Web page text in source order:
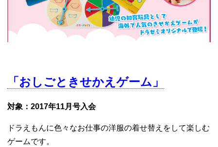
「おしごときせかえゲーム」
対象：2017年11月号入会
ドラえもんに色々なお仕事の洋服の着せ替えをして楽しむ
ゲームです。